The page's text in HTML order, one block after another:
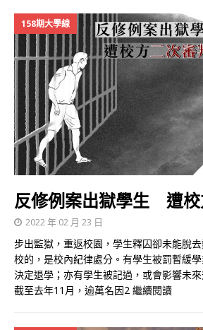
158期大學線
反修例案出獄學生 遭校
2022 年 02 月 23 日
步出監獄，重返校園，學生釋囚卻未能脫
校的，是校內紀律處分。有學生被罰暫緩
決定退學；亦有學生被記過，或會影響未
截至去年11月，逾萬名因2 繼續閱讀